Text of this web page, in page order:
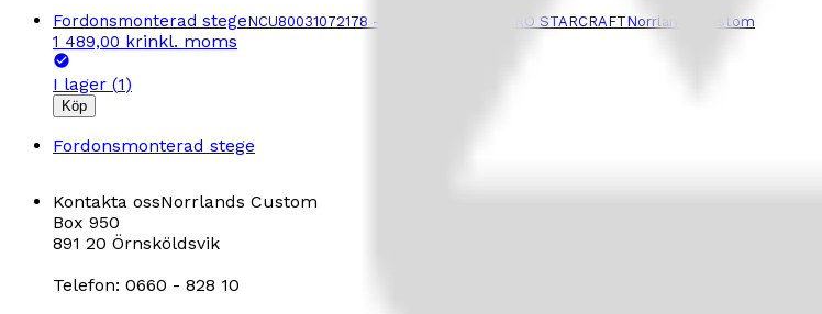
Fordonsmonterad stegeNCU80031072178 – STEGE CHEV ASTRO STARCRAFTNorrlands Custom
1 489,00 krinkl. moms
I lager (1)
Köp
Fordonsmonterad stege
Kontakta ossNorrlands Custom
Box 950
891 20 Örnsköldsvik
Telefon: 0660 - 828 10